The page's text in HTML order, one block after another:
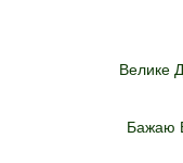
Велике
Бажаю